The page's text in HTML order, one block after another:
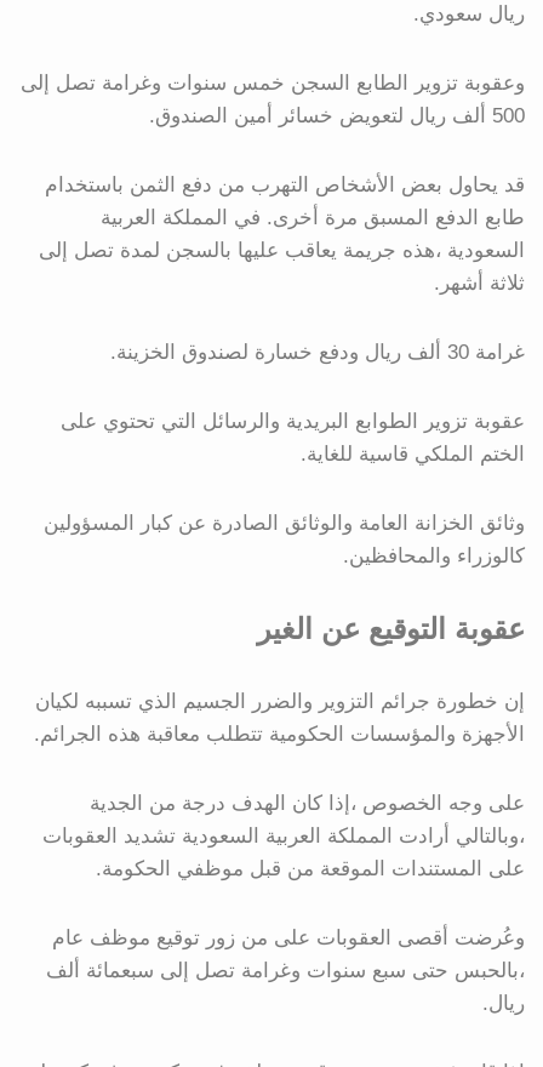
ريال سعودي.
وعقوبة تزوير الطابع السجن خمس سنوات وغرامة تصل إلى
500 ألف ريال لتعويض خسائر أمين الصندوق.
قد يحاول بعض الأشخاص التهرب من دفع الثمن باستخدام
طابع الدفع المسبق مرة أخرى. في المملكة العربية
السعودية ،هذه جريمة يعاقب عليها بالسجن لمدة تصل إلى
ثلاثة أشهر.
غرامة 30 ألف ريال ودفع خسارة لصندوق الخزينة.
عقوبة تزوير الطوابع البريدية والرسائل التي تحتوي على
الختم الملكي قاسية للغاية.
وثائق الخزانة العامة والوثائق الصادرة عن كبار المسؤولين
كالوزراء والمحافظين.
عقوبة التوقيع عن الغير
إن خطورة جرائم التزوير والضرر الجسيم الذي تسببه لكيان
الأجهزة والمؤسسات الحكومية تتطلب معاقبة هذه الجرائم.
على وجه الخصوص ،إذا كان الهدف درجة من الجدية
،وبالتالي أرادت المملكة العربية السعودية تشديد العقوبات
على المستندات الموقعة من قبل موظفي الحكومة.
وعُرضت أقصى العقوبات على من زور توقيع موظف عام
،بالحبس حتى سبع سنوات وغرامة تصل إلى سبعمائة ألف
ريال.